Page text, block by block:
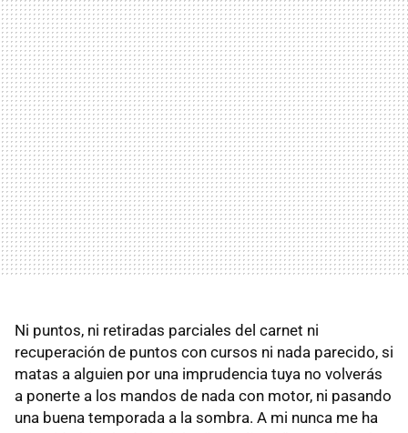
Ni puntos, ni retiradas parciales del carnet ni
recuperación de puntos con cursos ni nada parecido, si
matas a alguien por una imprudencia tuya no volverás
a ponerte a los mandos de nada con motor, ni pasando
una buena temporada a la sombra. A mi nunca me ha